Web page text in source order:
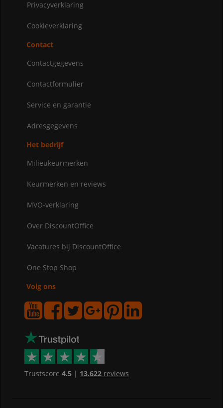
Privacyverklaring
Cookieverklaring
Contact
Contactgegevens
Contactformulier
Service en garantie
Adresgegevens
Het bedrijf
Milieukeurmerken
Keurmerken en reviews
MVO-verklaring
Over DiscountOffice
Vacatures bij DiscountOffice
One Stop Shop
Volg ons
Trustscore 4.5| 13.622reviews